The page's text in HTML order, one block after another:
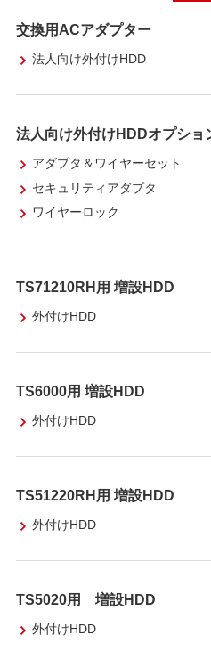
交換用ACアダプター
法人向け外付けHDD
法人向け外付けHDDオプショ
アダプタ＆ワイヤーセット
セキュリティアダプタ
ワイヤーロック
TS71210RH用 増設HDD
外付けHDD
TS6000用 増設HDD
外付けHDD
TS51220RH用 増設HDD
外付けHDD
TS5020用 増設HDD
外付けHDD